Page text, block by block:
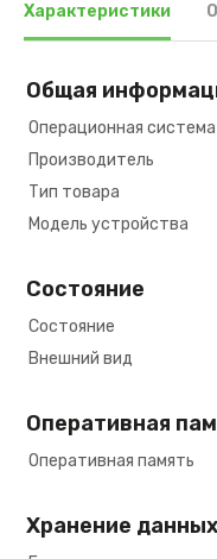
Характеристики
Общая
Операционная система
Производитель
Тип товара
Модель устройства
Состояние
Состояние
Внешний вид
Оперативная
Оперативная память
Хранение данных